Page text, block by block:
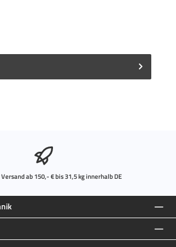
ab 150,- € bis 31,5 kg innerhalb DE